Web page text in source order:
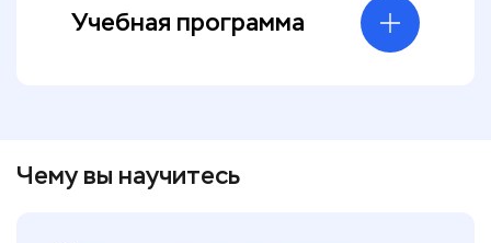
Учебная программа
Чему вы научитесь